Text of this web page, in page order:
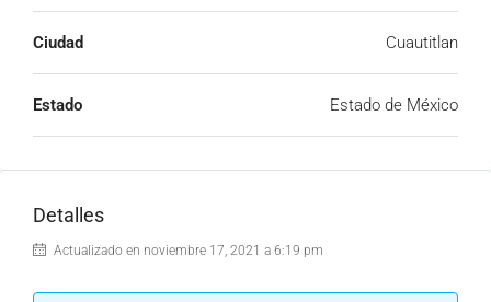
Ciudad Cuautitlan
Estado Estado de México
Detalles
Actualizado en noviembre 17, 2021 a 6:19 pm